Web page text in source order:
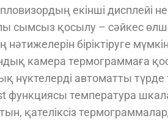
екінші дисплейі
сымсыз қосылу – сәйкес
нәтижелерін біріктіруге
камера термограммаға
нүктелерді автоматты түрде
функциясы температура
қателіксіз